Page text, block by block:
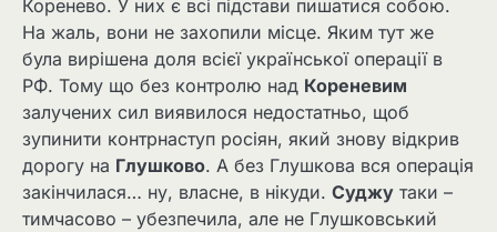
Коренево. У них є всі підстави пишатися собою.
На жаль, вони не захопили місце. Яким тут же
була вирішена доля всієї української операції в
РФ. Тому що без контролю над Кореневим
залучених сил виявилося недостатньо, щоб
зупинити контрнаступ росіян, який знову відкрив
дорогу на Глушково. А без Глушкова вся операція
закінчилася… ну, власне, в нікуди. Суджу таки –
тимчасово – убезпечила, але не Глушковський